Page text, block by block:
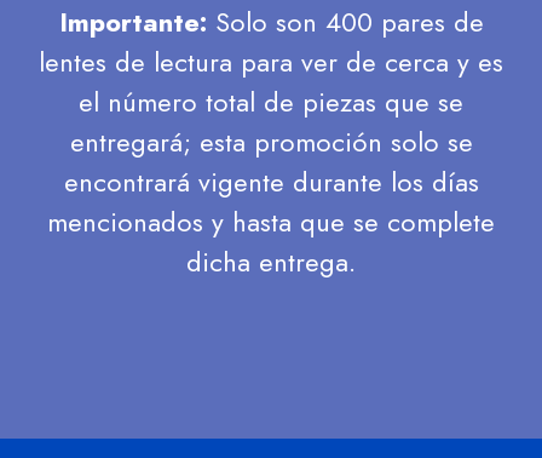
Importante: Solo son 400 pares de
lentes de lectura para ver de cerca y es
el número total de piezas que se
entregará; esta promoción solo se
encontrará vigente durante los días
mencionados y hasta que se complete
dicha entrega.